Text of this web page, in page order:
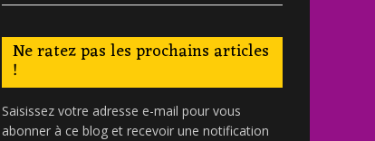
Ne ratez pas les prochains articles
!
Saisissez votre adresse e-mail pour vous
abonner à ce blog et recevoir une notification